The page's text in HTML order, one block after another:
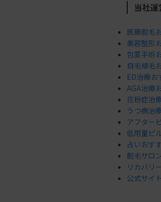
当社運
医療脱毛
美容整形
包茎手術
自毛植毛
ED治療お
AGA治療
花粉症治
うつ病治
アフター
低用量ピ
占いおす
脱毛サロ
リカバリ
公式サイト